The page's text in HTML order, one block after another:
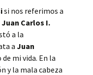
si nos referimos a
Juan Carlos I.
a la
a Juan
mi vida. En la
y la mala cabeza